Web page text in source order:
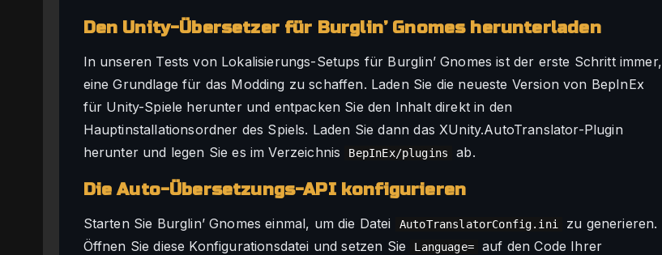
Den Unity-Übersetzer für Burglin’ Gnomes herunterladen
In unseren Tests von Lokalisierungs-Setups für Burglin’ Gnomes ist der erste Schritt immer,
eine Grundlage für das Modding zu schaffen. Laden Sie die neueste Version von BepInEx
für Unity-Spiele herunter und entpacken Sie den Inhalt direkt in den
Hauptinstallationsordner des Spiels. Laden Sie dann das XUnity.AutoTranslator-Plugin
herunter und legen Sie es im Verzeichnis
BepInEx/plugins ab.
Die Auto-Übersetzungs-API konfigurieren
Starten Sie Burglin’ Gnomes einmal, um die Datei AutoTranslatorConfig.ini
zu generieren.
Öffnen Sie diese Konfigurationsdatei und setzen Sie
Language=
auf den Code Ihrer